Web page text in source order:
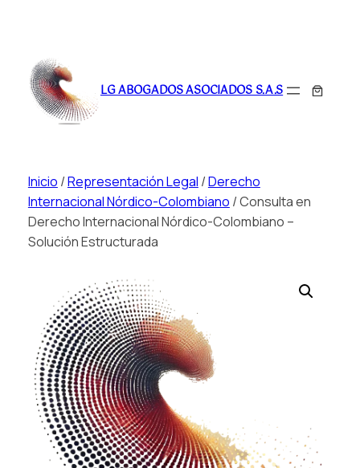
Saltar
contenido
LG ABOGADOS ASOCIADOS S.A.S
Inicio /Representación Legal /Derecho
Internacional Nórdico-Colombiano / Consulta en
Derecho Internacional Nórdico-Colombiano –
Solución Estructurada